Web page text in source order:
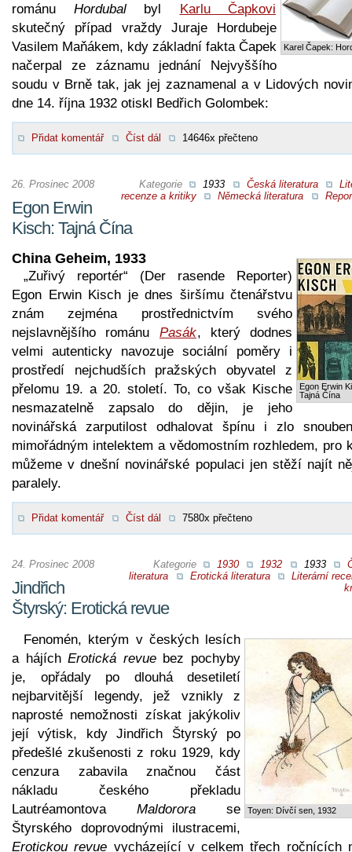
Karel Čapek:
románu Hordubalbyl
Karlu Čapkovi
skutečný případ vraždy Juraje Hordubeje
Vasilem Maňákem, kdy základní fakta Čapek
načerpal ze záznamu jednání Nejvyššího
soudu v Brně tak, jak jej zaznamenal a v Lidových
dne 14. října 1932 otiskl Bedřich Golombek:
Přidat komentář Číst dál 14646x přečteno
Kategorie 1933 Česká literatura
recenze a kritiky
Německá literatura
26. Prosinec 2008
Egon Erwin
Kisch: Tajná Čína
Egon Erwin
Tajná Čína
China Geheim, 1933
„Zuřivý reportér“ (Der rasende Reporter)
Egon Erwin Kisch je dnes širšímu čtenářstvu
znám zejména prostřednictvím svého
nejslavnějšího románu Pasák, který dodnes
velmi autenticky navozuje sociální poměry i
prostředí nejchudších pražských obyvatel z
přelomu 19. a 20. století. To, co však Kische
nesmazatelně zapsalo do dějin, je jeho
novinářská zarputilost odhalovat špínu i zlo
mimořádným intelektem a vědomostním rozhledem, pro
můžeme v dnešní novinářské populaci jen stěží najít
paralely.
Přidat komentář Číst dál 7580x přečteno
Kategorie 1930 1932 1933
literatura
Erotická literatura
Literární
24. Prosinec 2008
Jindřich
Štyrský: Erotická revue
Toyen: Dívčí sen, 1932
Fenomén, kterým v českých lesích
a hájíchErotická revuebez pochyby
je, opřádaly po dlouhá desetiletí
nejbarvitější legendy, jež vznikly z
naprosté nemožnosti získat jakýkoliv
její výtisk, kdy Jindřich Štyrský po
předešlé zkušenosti z roku 1929, kdy
cenzura zabavila značnou část
nákladu českého překladu
Lautréamontova Maldorora se
Štyrského doprovodnými ilustracemi,
Erotickou revue vycházející v celkem třech ročnících